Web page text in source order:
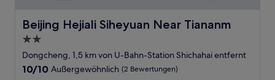
Beijing Hejiali Siheyuan Near Tiananm
Beijing Hejiali Siheyuan Near Tiananm
2.0-
Sterne-
Unterkunft
Dongcheng, 1,5 km von U-Bahn-Station Shichahai entfernt
10.0
10/10 Außergewöhnlich (2 Bewertungen)